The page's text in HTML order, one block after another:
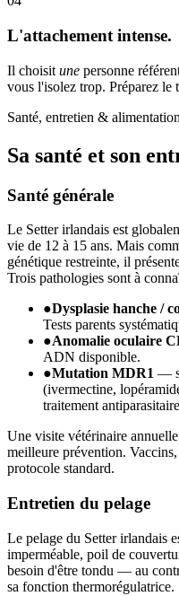
L'attachement intense.
Il choisit une personne
vous l'isolez trop. Préparez le
Santé, entretien & alimentation
Sa santé et son
Santé générale
Le Setter irlandais est
vie de 12 à 15 ans. Mais
génétique restreinte, il
Trois pathologies sont à
●Dysplasie hanche /
Tests parents
●Anomalie oculaire
ADN disponible.
●Mutation MDR1 —
(ivermectine,
traitement
Une visite vétérinaire
meilleure prévention.
protocole standard.
Entretien du pelage
Le pelage du Setter irlandais
imperméable, poil de
besoin d'être tondu — au
sa fonction thermorégulatrice.